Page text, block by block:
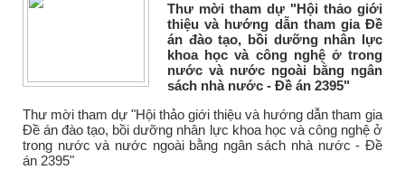
Thư mời tham dự "Hội thảo giới
thiệu và hướng dẫn tham gia Đề
án đào tạo, bồi dưỡng nhân lực
khoa học và công nghệ ở trong
nước và nước ngoài bằng ngân
sách nhà nước - Đề án 2395"
Thư mời tham dự "Hội thảo giới thiệu và hướng dẫn tham gia
Đề án đào tạo, bồi dưỡng nhân lực khoa học và công nghệ ở
trong nước và nước ngoài bằng ngân sách nhà nước - Đề
án 2395"